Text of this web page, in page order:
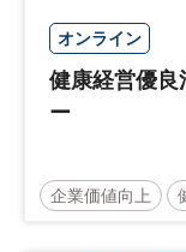
オンライン
健康経営優
ー
企業価値向上